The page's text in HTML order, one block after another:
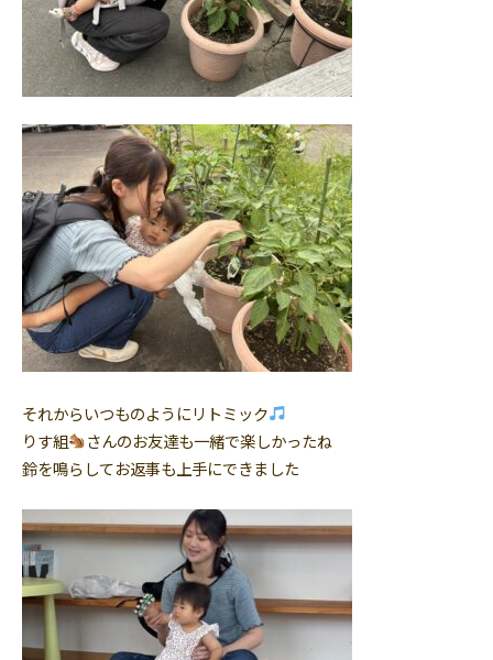
それからいつものようにリトミック
りす組
さんのお友達も一緒で楽しかったね
鈴を鳴らしてお返事も上手にできました